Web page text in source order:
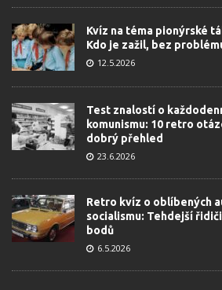
Kvíz na téma pionýrské
Kdo je zažil, bez
12.5.2026
Test znalostí o
komunismu: 10 retro
dobrý přehled
23.6.2026
Retro kvíz o oblíbených
socialismu: Tehdejší
bodů
6.5.2026